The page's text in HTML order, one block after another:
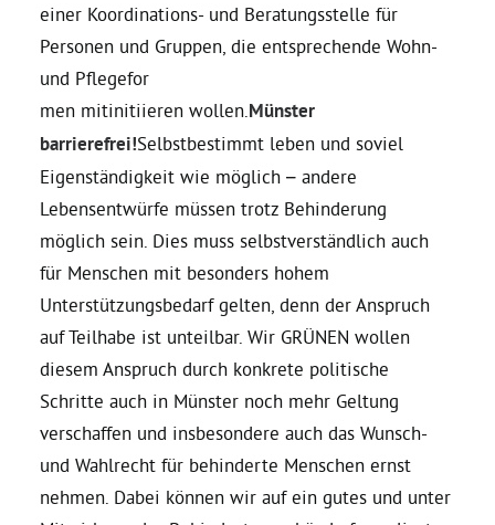
einer Koordinations- und Beratungsstelle für
Personen und Gruppen, die entsprechende Wohn-
und Pflegefor
men mitinitiieren wollen. Münster
barrierefrei!Selbstbestimmt leben und soviel
Eigenständigkeit wie möglich – andere
Lebensentwürfe müssen trotz Behinderung
möglich sein. Dies muss selbstverständlich auch
für Menschen mit besonders hohem
Unterstützungsbedarf gelten, denn der Anspruch
auf Teilhabe ist unteilbar. Wir GRÜNEN wollen
diesem Anspruch durch konkrete politische
Schritte auch in Münster noch mehr Geltung
verschaffen und insbesondere auch das Wunsch-
und Wahlrecht für behinderte Menschen ernst
nehmen. Dabei können wir auf ein gutes und unter